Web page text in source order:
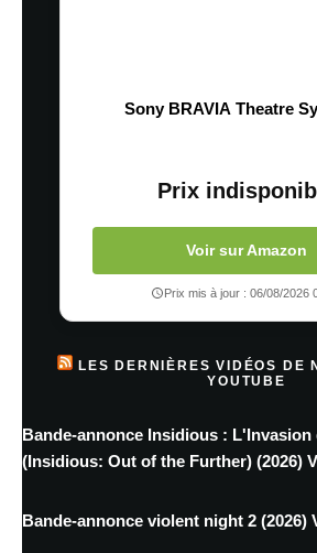
Sony BRAVIA Theatre
Prix
Voir sur Amazon
Prix mis à jour : 06/08/2026
LES DERNIÈRES VIDÉOS DE
YOUTUBE
Bande-annonce Insidious :
(Insidious: Out of the Further) (2026)
Bande-annonce violent night 2 (2026)